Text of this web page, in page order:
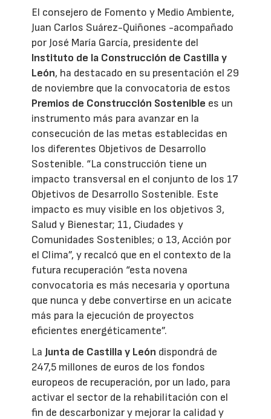
El consejero de Fomento y Medio Ambiente,
Juan Carlos Suárez-Quiñones -acompañado
por José María García, presidente del
Instituto de la Construcción de Castilla y
León, ha destacado en su presentación el 29
de noviembre que la convocatoria de estos
Premios de Construcción Sostenible es un
instrumento más para avanzar en la
consecución de las metas establecidas en
los diferentes Objetivos de Desarrollo
Sostenible. “La construcción tiene un
impacto transversal en el conjunto de los 17
Objetivos de Desarrollo Sostenible. Este
impacto es muy visible en los objetivos 3,
Salud y Bienestar; 11, Ciudades y
Comunidades Sostenibles; o 13, Acción por
el Clima”, y recalcó que en el contexto de la
futura recuperación “esta novena
convocatoria es más necesaria y oportuna
que nunca y debe convertirse en un acicate
más para la ejecución de proyectos
eficientes energéticamente”.
La Junta de Castilla y León dispondrá de
247,5 millones de euros de los fondos
europeos de recuperación, por un lado, para
activar el sector de la rehabilitación con el
fin de descarbonizar y mejorar la calidad y